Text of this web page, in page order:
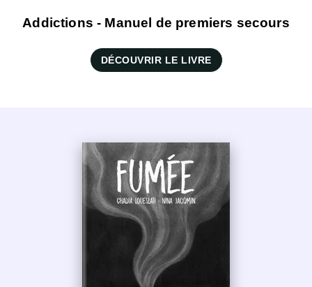
Addictions - Manuel de premiers secours
DÉCOUVRIR LE LIVRE